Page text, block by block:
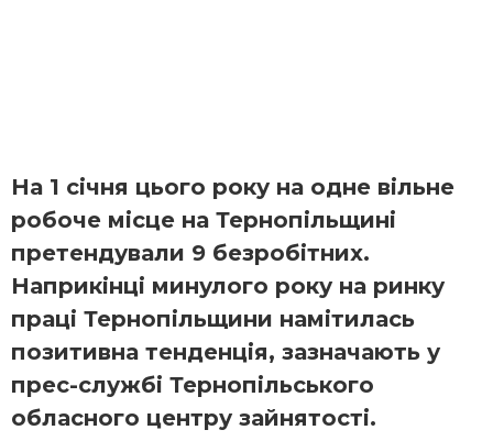
На 1 січня цього року на одне вільне
робоче місце на Тернопільщині
претендували 9 безробітних.
Наприкінці минулого року на ринку
праці Тернопільщини намітилась
позитивна тенденція, зазначають у
прес-службі Тернопільського
обласного центру зайнятості.